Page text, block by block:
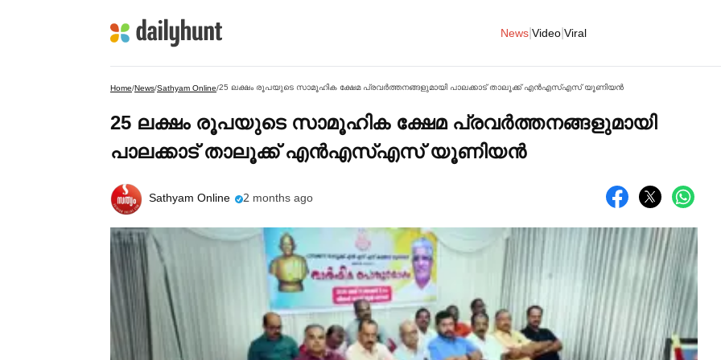
News Video Viral
Home/News/Sathyam Online/25 ലക്ഷം രൂപയുടെ സാമൂഹിക ക്ഷേമ പ്രവര്‍ത്തനങ്ങളുമായി പാലക്കാട് താലൂക്ക് എൻഎസ്‌എസ് യൂണിയൻ
25 ലക്ഷം രൂപയുടെ സാമൂഹിക ക്ഷേമ പ്രവര്‍ത്തനങ്ങളുമായി
പാലക്കാട് താലൂക്ക് എൻഎസ്‌എസ് യൂണിയൻ
Sathyam Online 2 months ago